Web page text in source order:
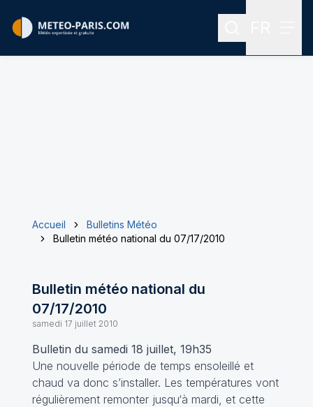
Rechercher
Accueil
Bulletins Météo
Bulletin météo national du 07/17/2010
Bulletin météo national du
07/17/2010
samedi 17 juillet 2010
Bulletin du samedi 18 juillet, 19h35
Une nouvelle période de temps ensoleillé et
chaud va donc s’installer. Les températures vont
régulièrement remonter jusqu‘à mardi, et cette